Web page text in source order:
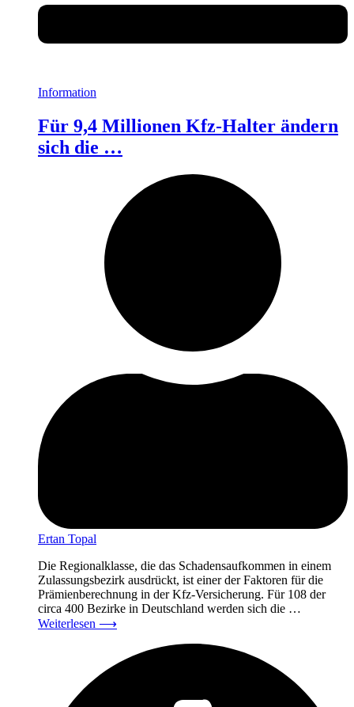
Information
Für 9,4 Millionen Kfz-Halter ändern
sich die …
Ertan Topal
Die Regionalklasse, die das Schadensaufkommen in einem
Zulassungsbezirk ausdrückt, ist einer der Faktoren für die
Prämienberechnung in der Kfz-Versicherung. Für 108 der
circa 400 Bezirke in Deutschland werden sich die …
Weiterlesen ⟶